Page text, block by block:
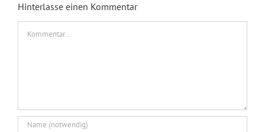
Hinterlasse einen Kommentar